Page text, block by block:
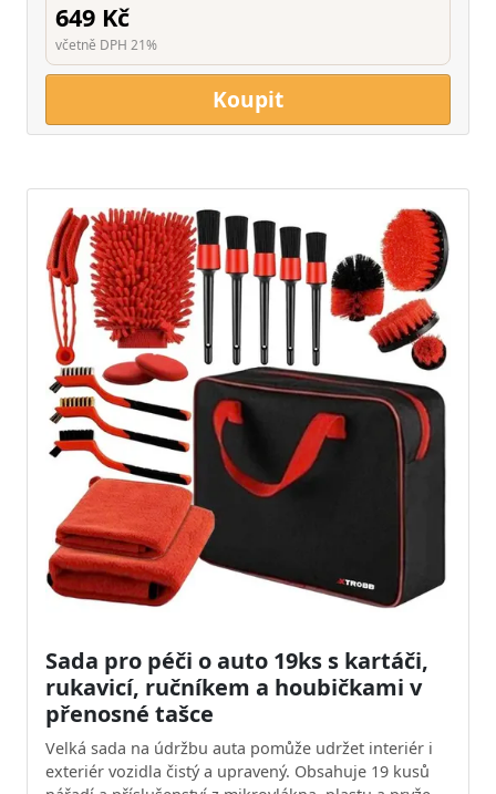
649 Kč
včetně DPH 21%
Koupit
Sada pro péči o auto 19ks s kartáči,
rukavicí, ručníkem a houbičkami v
přenosné tašce
Velká sada na údržbu auta pomůže udržet interiér i
exteriér vozidla čistý a upravený. Obsahuje 19 kusů